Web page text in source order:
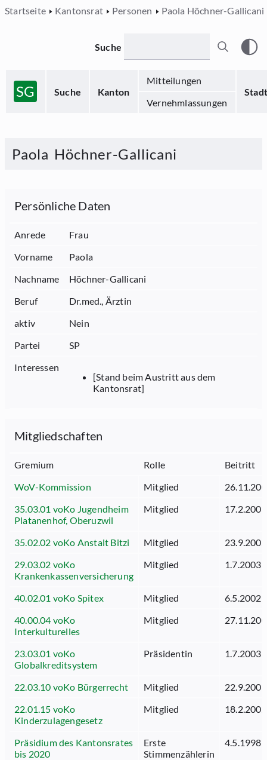
Startseite Kantonsrat Personen Paola Höchner-Gallicani
SG Suche Kanton
Mitteilungen
Stadt
Vernehmlassungen
Suche
Paola Höchner-Gallicani
Persönliche Daten
Anrede
Frau
Vorname
Paola
Nachname
Höchner-Gallicani
Beruf
Dr.med., Ärztin
aktiv
Nein
Partei
SP
Interessen
[Stand beim Austritt aus dem
Kantonsrat]
Mitgliedschaften
Gremium Rolle
Beitritt
WoV-Kommission
Mitglied
35.03.01 voKo Jugendheim
Platanenhof, Oberuzwil
Mitglied 17.2.2003
35.02.02 voKo Anstalt Bitzi Mitglied
23.9.2002
29.03.02 voKo
Krankenkassenversicherung
Mitglied 1.7.2003
40.02.01 voKo Spitex Mitglied
6.5.2002
40.00.04 voKo
Interkulturelles
Mitglied
23.03.01 voKo
Globalkreditsystem
Präsidentin 1.7.2003
22.03.10 voKo Bürgerrecht Mitglied
22.9.2003
22.01.15 voKo
Kinderzulagengesetz
Mitglied 18.2.2002
Präsidium des Kantonsrates
bis 2020
Erste
Stimmenzählerin
4.5.1998